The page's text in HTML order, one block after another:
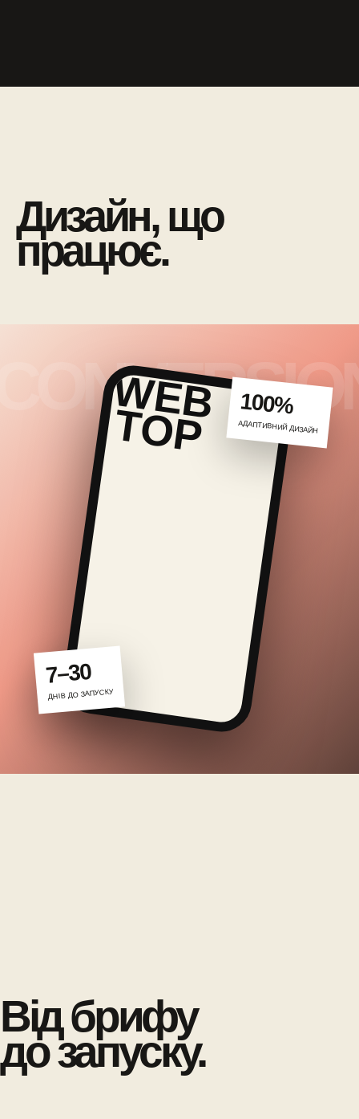
Дизайн, що
працює.
7–30
ДНІВ ДО ЗАПУСКУ
100%
АДАПТИВНИЙ ДИЗАЙН
Від брифу
до запуску.